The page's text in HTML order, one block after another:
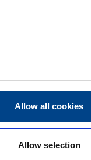
Allow all cookies
Allow selection